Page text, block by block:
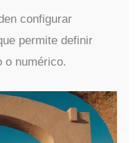
configurar
permite definir
o numérico.